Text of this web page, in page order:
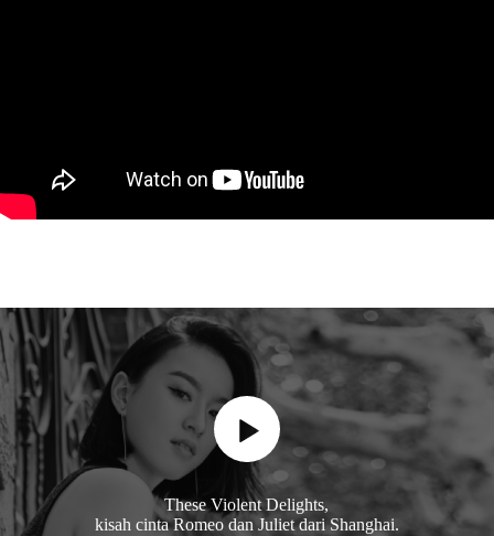
These Violent Delights,
kisah cinta Romeo dan Juliet dari Shanghai.